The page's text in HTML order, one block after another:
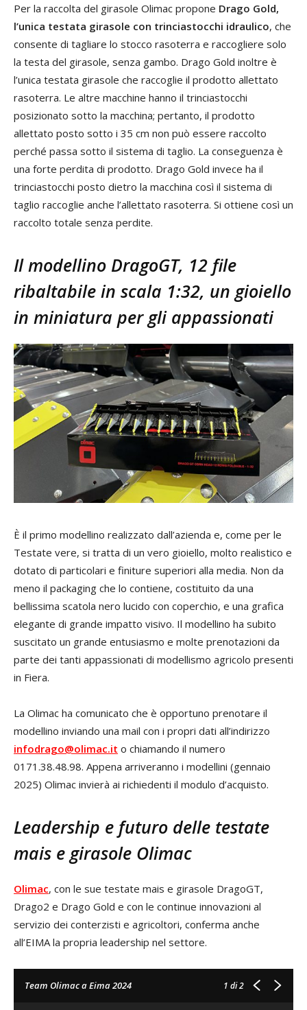
Per la raccolta del girasole Olimac propone Drago Gold,
l’unica testata girasole con trinciastocchi idraulico, che
consente di tagliare lo stocco rasoterra e raccogliere solo
la testa del girasole, senza gambo. Drago Gold inoltre è
l’unica testata girasole che raccoglie il prodotto allettato
rasoterra. Le altre macchine hanno il trinciastocchi
posizionato sotto la macchina; pertanto, il prodotto
allettato posto sotto i 35 cm non può essere raccolto
perché passa sotto il sistema di taglio. La conseguenza è
una forte perdita di prodotto. Drago Gold invece ha il
trinciastocchi posto dietro la macchina così il sistema di
taglio raccoglie anche l’allettato rasoterra. Si ottiene così un
raccolto totale senza perdite.
Il modellino DragoGT, 12 file
ribaltabile in scala 1:32, un gioiello
in miniatura per gli appassionati
È il primo modellino realizzato dall’azienda e, come per le
Testate vere, si tratta di un vero gioiello, molto realistico e
dotato di particolari e finiture superiori alla media. Non da
meno il packaging che lo contiene, costituito da una
bellissima scatola nero lucido con coperchio, e una grafica
elegante di grande impatto visivo. Il modellino ha subito
suscitato un grande entusiasmo e molte prenotazioni da
parte dei tanti appassionati di modellismo agricolo presenti
in Fiera.
La Olimac ha comunicato che è opportuno prenotare il
modellino inviando una mail con i propri dati all’indirizzo
infodrago@olimac.it o chiamando il numero
0171.38.48.98. Appena arriveranno i modellini (gennaio
2025) Olimac invierà ai richiedenti il modulo d’acquisto.
Leadership e futuro delle testate
mais e girasole Olimac
Olimac, con le sue testate mais e girasole DragoGT,
Drago2 e Drago Gold e con le continue innovazioni al
servizio dei conterzisti e agricoltori, conferma anche
all’EIMA la propria leadership nel settore.
Team Olimac a Eima 2024 1 di 2